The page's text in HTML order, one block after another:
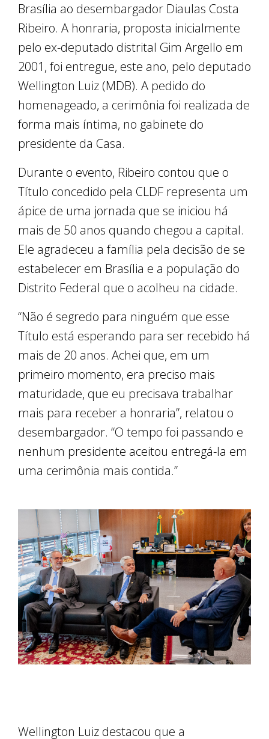
Brasília ao desembargador Diaulas Costa
Ribeiro. A honraria, proposta inicialmente
pelo ex-deputado distrital Gim Argello em
2001, foi entregue, este ano, pelo deputado
Wellington Luiz (MDB). A pedido do
homenageado, a cerimônia foi realizada de
forma mais íntima, no gabinete do
presidente da Casa.
Durante o evento, Ribeiro contou que o
Título concedido pela CLDF representa um
ápice de uma jornada que se iniciou há
mais de 50 anos quando chegou a capital.
Ele agradeceu a família pela decisão de se
estabelecer em Brasília e a população do
Distrito Federal que o acolheu na cidade.
“Não é segredo para ninguém que esse
Título está esperando para ser recebido há
mais de 20 anos. Achei que, em um
primeiro momento, era preciso mais
maturidade, que eu precisava trabalhar
mais para receber a honraria”, relatou o
desembargador. “O tempo foi passando e
nenhum presidente aceitou entregá-la em
uma cerimônia mais contida.”
Wellington Luiz destacou que a